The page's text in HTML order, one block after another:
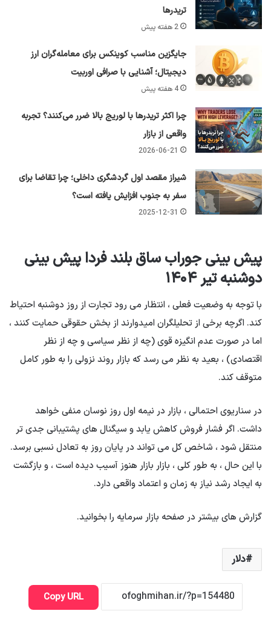
تریدرها
2 هفته پیش
جایگزین مناسب کوینکس برای معامله‌گران ارز
دیجیتال؛ آشنایی با صرافی اوربیت
4 هفته پیش
چرا اکثر تریدرها با لوریج بالا ضرر می‌کنند؟ تجربه
واقعی از بازار
2026-06-21
شیراز مقصد اول گردشگری داخلی؛ چرا تقاضا برای
سفر به جنوب افزایش یافته است؟
2025-12-31
پیش بینی جوراب ساق بلند فردا پیش بینی
دوشنبه تیر ۱۴۰۴
با توجه به وضعیت فعلی ، انتظار می رود تجارت از روز دوشنبه احتیاط
کند. اگرچه برخی از تحلیلگران امیدوارند از بخش حقوقی حمایت کنند ،
اما در صورت عدم انگیزه قوی (چه از نظر سیاسی و چه از نظر
اقتصادی) ، بعید به نظر می رسد که بازار روند نزولی را به طور کامل
متوقف کند.
در سناریوی احتمالی ، بازار در نیمه اول روز نوسان منفی خواهد
داشت. اگر فشار فروش کاهش یابد و سیگنال های پشتیبانی جدی تر
منتقل شود ، شاخص کل می تواند در پایان روز به تعادل نسبی برسد.
با این حال ، به طور کلی ، بازار بازار هنوز آسیب دیده است ، و بازگشت
به ایجاد رشد نیاز به زمان و اعتماد واقعی دارد.
گزارش های بیشتر در صفحه بازار سرمایه را بخوانید.
دلار
Copy URL